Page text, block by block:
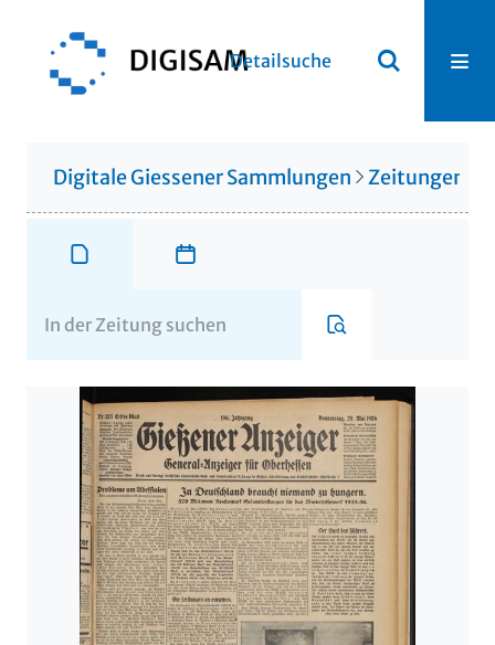
Detailsuche
Digitale Giessener Sammlungen Zeitungen